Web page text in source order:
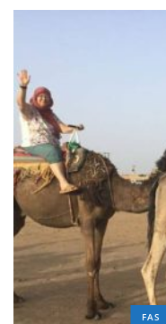
FAS